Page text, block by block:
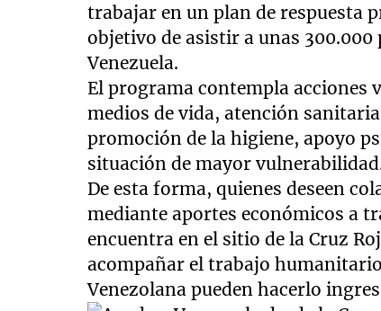
trabajar en un plan de respuesta
objetivo de asistir a unas
Venezuela.
El programa contempla acciones
medios de vida, atención
promoción de la higiene, apoyo
situación de mayor
De esta forma, quienes deseen
mediante aportes económicos a
encuentra en el sitio de la Cruz
acompañar el trabajo
Venezolana pueden hacerlo